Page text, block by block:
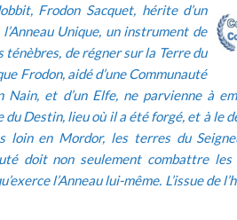
Frodon Sacquet, hérite d’un
Unique, un instrument de
de régner sur la Terre du
Frodon, aidé d’une Communauté
Nain, et d’un Elfe, ne parvienne à
du Destin, lieu où il a été forgé, et à le
loin en Mordor, les terres du
doit non seulement combattre les
l’Anneau lui-même. L’issue de